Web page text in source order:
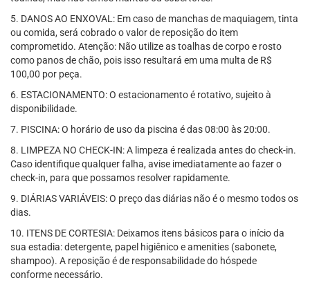
5. DANOS AO ENXOVAL: Em caso de manchas de maquiagem, tinta
ou comida, será cobrado o valor de reposição do item
comprometido. Atenção: Não utilize as toalhas de corpo e rosto
como panos de chão, pois isso resultará em uma multa de R$
100,00 por peça.
6. ESTACIONAMENTO: O estacionamento é rotativo, sujeito à
disponibilidade.
7. PISCINA: O horário de uso da piscina é das 08:00 às 20:00.
8. LIMPEZA NO CHECK-IN: A limpeza é realizada antes do check-in.
Caso identifique qualquer falha, avise imediatamente ao fazer o
check-in, para que possamos resolver rapidamente.
9. DIÁRIAS VARIÁVEIS: O preço das diárias não é o mesmo todos os
dias.
10. ITENS DE CORTESIA: Deixamos itens básicos para o início da
sua estadia: detergente, papel higiênico e amenities (sabonete,
shampoo). A reposição é de responsabilidade do hóspede
conforme necessário.